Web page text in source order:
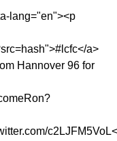
lang="en"><p
a>
Hannover 96 for